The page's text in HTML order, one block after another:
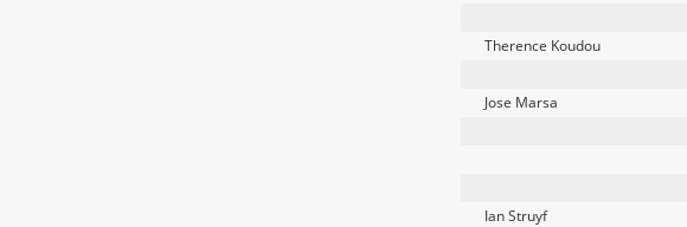
Therence Koudou
Jose Marsa
Ian Struyf